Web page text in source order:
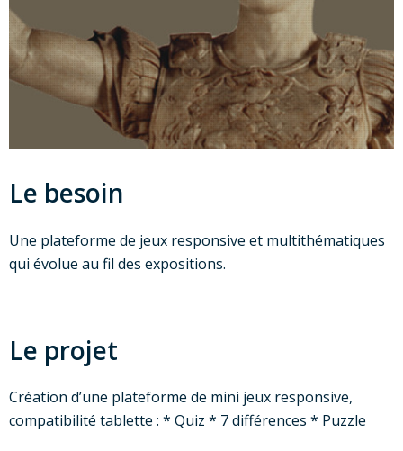
Le besoin
Une plateforme de jeux responsive et multithématiques
qui évolue au fil des expositions.
Le projet
Création d’une plateforme de mini jeux responsive,
compatibilité tablette : * Quiz * 7 différences * Puzzle